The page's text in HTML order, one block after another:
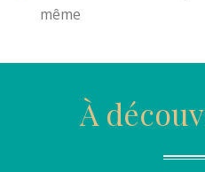
même
À